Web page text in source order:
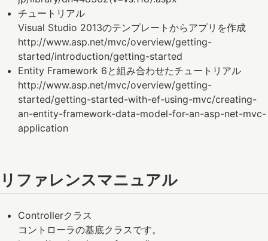
チュートリアル
Visual Studio 2013のテンプレートからアプリを作成
http://www.asp.net/mvc/overview/getting-
started/introduction/getting-started
Entity Framework 6と組み合わせたチュートリアル
http://www.asp.net/mvc/overview/getting-
started/getting-started-with-ef-using-mvc/creating-
an-entity-framework-data-model-for-an-asp-net-mvc-
application
リファレンスマニュアル
Controllerクラス
コントローラの基底クラスです。